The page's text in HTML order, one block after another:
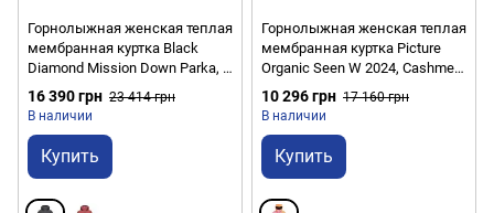
Горнолыжная женская теплая
мембранная куртка Black
Diamond Mission Down Parka, S
- Smoke (BD XNJ9.022-S)
16 390 грн 23 414 грн
В наличии
Купить
Горнолыжная женская теплая
мембранная куртка Picture
Organic Seen W 2024, Cashmere
Rose, XS (PO WVT314C-CR-XS)
10 296 грн 17 160 грн
В наличии
Купить